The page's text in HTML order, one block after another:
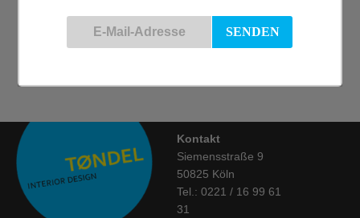
26/05/2021
Kontakt
Siemensstraße 9
50825 Köln
Tel.: 0221 / 16 99 61
31